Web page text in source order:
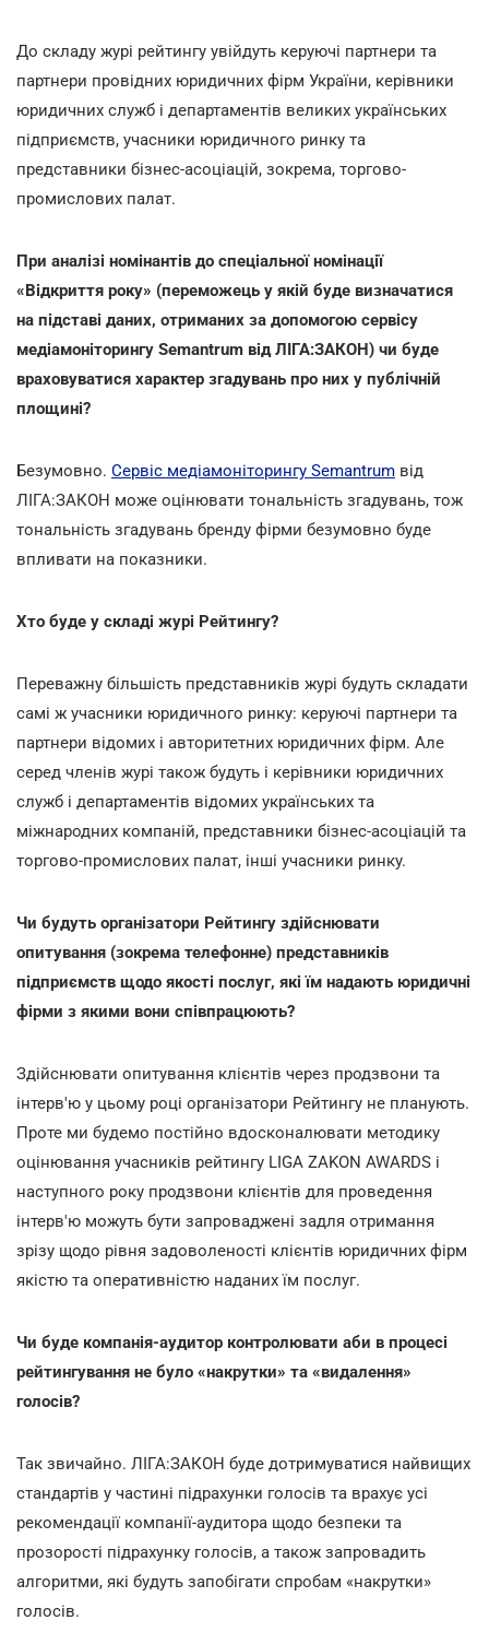
До складу журі рейтингу увійдуть керуючі партнери та
партнери провідних юридичних фірм України, керівники
юридичних служб і департаментів великих українських
підприємств, учасники юридичного ринку та
представники бізнес-асоціацій, зокрема, торгово-
промислових палат.
При аналізі номінантів до спеціальної номінації
«Відкриття року» (переможець у якій буде визначатися
на підставі даних, отриманих за допомогою сервісу
медіамоніторингу Semantrum від ЛІГА:ЗАКОН) чи буде
враховуватися характер згадувань про них у публічній
площині?
Безумовно. Сервіс медіамоніторингу Semantrum від
ЛІГА:ЗАКОН може оцінювати тональність згадувань, тож
тональність згадувань бренду фірми безумовно буде
впливати на показники.
Хто буде у складі журі Рейтингу?
Переважну більшість представників журі будуть складати
самі ж учасники юридичного ринку: керуючі партнери та
партнери відомих і авторитетних юридичних фірм. Але
серед членів журі також будуть і керівники юридичних
служб і департаментів відомих українських та
міжнародних компаній, представники бізнес-асоціацій та
торгово-промислових палат, інші учасники ринку.
Чи будуть організатори Рейтингу здійснювати
опитування (зокрема телефонне) представників
підприємств щодо якості послуг, які їм надають юридичні
фірми з якими вони співпрацюють?
Здійснювати опитування клієнтів через продзвони та
інтерв'ю у цьому році організатори Рейтингу не планують.
Проте ми будемо постійно вдосконалювати методику
оцінювання учасників рейтингу LIGA ZAKON AWARDS і
наступного року продзвони клієнтів для проведення
інтерв'ю можуть бути запроваджені задля отримання
зрізу щодо рівня задоволеності клієнтів юридичних фірм
якістю та оперативністю наданих їм послуг.
Чи буде компанія-аудитор контролювати аби в процесі
рейтингування не було «накрутки» та «видалення»
голосів?
Так звичайно. ЛІГА:ЗАКОН буде дотримуватися найвищих
стандартів у частині підрахунки голосів та врахує усі
рекомендації компанії-аудитора щодо безпеки та
прозорості підрахунку голосів, а також запровадить
алгоритми, які будуть запобігати спробам «накрутки»
голосів.